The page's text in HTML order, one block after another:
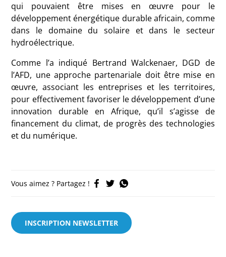
qui pouvaient être mises en œuvre pour le
développement énergétique durable africain, comme
dans le domaine du solaire et dans le secteur
hydroélectrique.
Comme l’a indiqué Bertrand Walckenaer, DGD de
l’AFD, une approche partenariale doit être mise en
œuvre, associant les entreprises et les territoires,
pour effectivement favoriser le développement d’une
innovation durable en Afrique, qu’il s’agisse de
financement du climat, de progrès des technologies
et du numérique.
Vous aimez ? Partagez !
INSCRIPTION NEWSLETTER